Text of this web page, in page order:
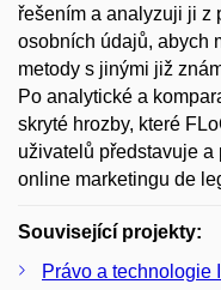
řešením a analyzuji ji z
osobních údajů, abych
metody s jinými již
Po analytické a
skryté hrozby, které
uživatelů představuje
online marketingu de
Související projekty:
Právo a technologie